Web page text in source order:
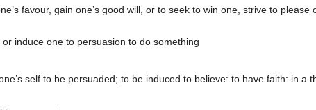
favour, gain one’s good will, or to seek to win one, strive to please
induce one to persuasion to do something
self to be persuaded; to be induced to believe: to have faith: in a